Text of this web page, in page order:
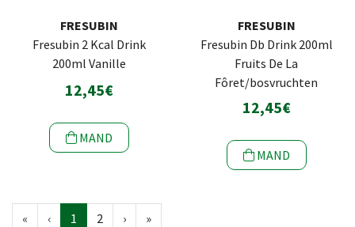
FRESUBIN
Fresubin 2 Kcal Drink
200ml Vanille
12,45€
MAND
FRESUBIN
Fresubin Db Drink 200ml
Fruits De La
Fôret/bosvruchten
12,45€
MAND
« ‹ 1 2 › »